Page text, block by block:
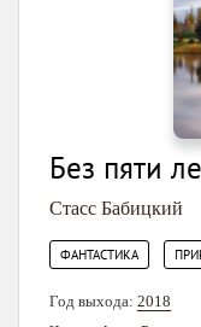
Без пяти
Стасс Бабицкий
ФАНТАСТИКА
Год выхода: 2018